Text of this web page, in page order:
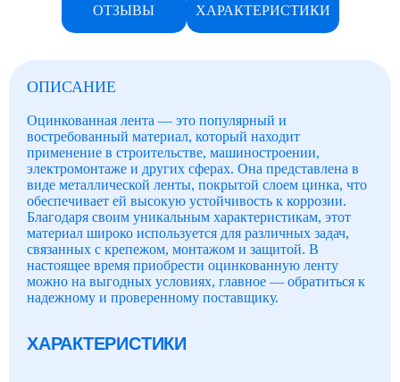
ОТЗЫВЫ ХАРАКТЕРИСТИКИ
ОПИСАНИЕ
Оцинкованная лента — это популярный и
востребованный материал, который находит
применение в строительстве, машиностроении,
электромонтаже и других сферах. Она представлена в
виде металлической ленты, покрытой слоем цинка, что
обеспечивает ей высокую устойчивость к коррозии.
Благодаря своим уникальным характеристикам, этот
материал широко используется для различных задач,
связанных с крепежом, монтажом и защитой. В
настоящее время приобрести оцинкованную ленту
можно на выгодных условиях, главное — обратиться к
надежному и проверенному поставщику.
ХАРАКТЕРИСТИКИ